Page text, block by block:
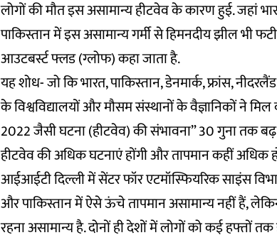
लोगों की मौत इस असामान्य हीटवेव के कारण हुई. जहां
पाकिस्तान में इस असामान्य गर्मी से हिमनदीय झील भी
आउटबर्स्ट फ्लड (ग्लोफ) कहा जाता है.
यह शोध- जो कि भारत, पाकिस्तान, डेनमार्क, फ्रांस,
के विश्वविद्यालयों और मौसम संस्थानों के वैज्ञानिकों ने
2022 जैसी घटना (हीटवेव) की संभावना” 30 गुना तक बढ़
हीटवेव की अधिक घटनाएं होंगी और तापमान कहीं अधिक
आईआईटी दिल्ली में सेंटर फॉर एटमॉस्फियरिक साइंस
और पाकिस्तान में ऐसे ऊंचे तापमान असामान्य नहीं हैं,
रहना असामान्य है. दोनों ही देशों में लोगों को कई